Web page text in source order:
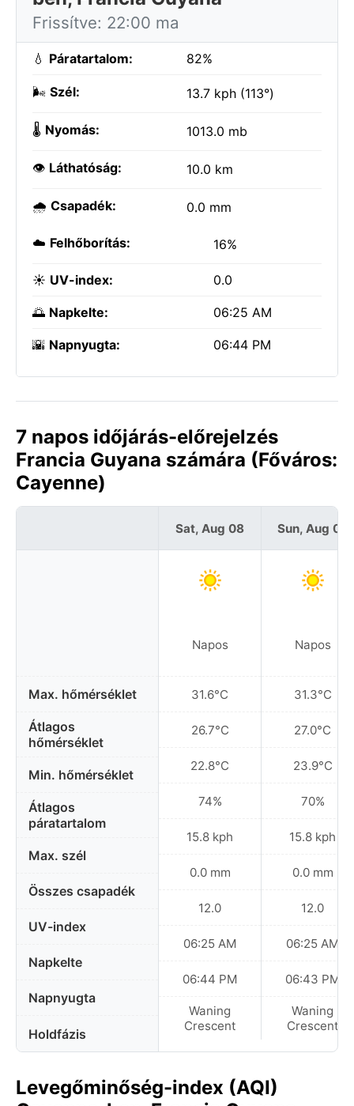
Frissítve: 22:00 ma
💧 Páratartalom: 82%
🌬️ Szél: 13.7 kph (113°)
🌡️ Nyomás: 1013.0 mb
👁️ Láthatóság: 10.0 km
🌧️ Csapadék: 0.0 mm
☁️ Felhőborítás: 16%
☀️ UV-index: 0.0
🌅 Napkelte: 06:25 AM
🌇 Napnyugta: 06:44 PM
7 napos időjárás-előrejelzés
Francia Guyana számára (Főváros:
Cayenne)
Max. hőmérséklet
Átlagos
hőmérséklet
Min. hőmérséklet
Átlagos
páratartalom
Max. szél
Összes csapadék
UV-index
Napkelte
Napnyugta
Holdfázis
Sat, Aug 08
Napos
31.6°C
26.7°C
22.8°C
74%
15.8 kph
0.0 mm
12.0
06:25 AM
06:44 PM
Waning
Crescent
Sun, Aug 09
Napos
31.3°C
27.0°C
23.9°C
70%
15.8 kph
0.0 mm
12.0
06:25 AM
06:43 PM
Waning
Crescent
Levegőminőség-index (AQI)